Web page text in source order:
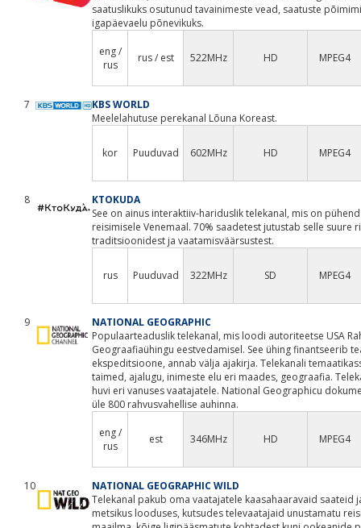
saatuslikuks osutunud tavainimeste vead, saatuste
igapäevaelu põnevikuks.
eng /
rus
rus / est 522MHz HD MPEG4
7
KBS WORLD
Meelelahutuse perekanal Lõuna Koreast.
kor Puuduvad 602MHz HD MPEG4
8
KTOKUDA
See on ainus interaktiiv-hariduslik telekanal, mis on
reisimisele Venemaal. 70% saadetest jutustab selle suure
traditsioonidest ja vaatamisväärsustest.
rus Puuduvad 322MHz SD MPEG4
9
NATIONAL GEOGRAPHIC
Populaarteaduslik telekanal, mis loodi autoriteetse USA
Geograafiaühingu eestvedamisel. See ühing finantseerib
ekspeditsioone, annab välja ajakirja. Telekanali
taimed, ajalugu, inimeste elu eri maades, geograafia.
huvi eri vanuses vaatajatele. National Geographicu
üle 800 rahvusvahellise auhinna.
eng /
rus
est 346MHz HD MPEG4
10
NATIONAL GEOGRAPHIC WILD
Telekanal pakub oma vaatajatele kaasahaaravaid saateid
metsikus looduses, kutsudes televaatajaid unustamatu